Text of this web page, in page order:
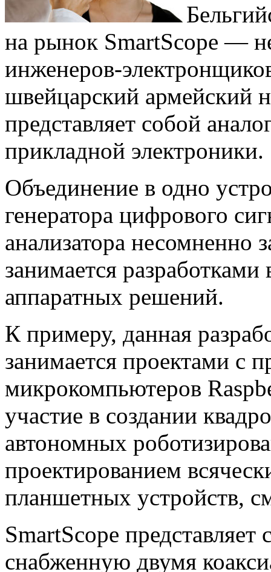
на рынок SmartScope —
инженеров-
швейцарский армейский
представляет собой
прикладной электроники.
Объединение в одно
генератора цифрового
анализатора несомненно
занимается
аппаратных решений.
К примеру, данная
занимается проектами с
микрокомпьютеров
участие в создании
автономных
проектированием
планшетных устройств,
SmartScope
снабженную двумя